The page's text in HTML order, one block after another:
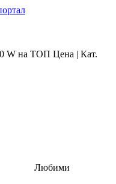
W на ТОП Цена | Кат.
Любими